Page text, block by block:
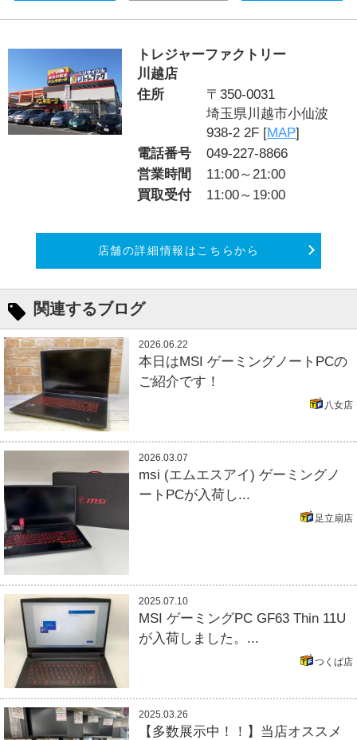
トレジャーファクトリー
川越店
住所
〒350-0031
埼玉県川越市小仙波
938-2 2F [MAP]
電話番号
049-227-8866
営業時間
11:00～21:00
買取受付
11:00～19:00
店舗の詳細情報はこちらから
関連するブログ
2026.06.22
本日はMSI ゲーミングノートPCの
ご紹介です！
八女店
2026.03.07
msi (エムエスアイ) ゲーミングノ
ートPCが入荷し...
足立扇店
2025.07.10
MSI ゲーミングPC GF63 Thin 11U
が入荷しました。...
つくば店
2025.03.26
【多数展示中！！】当店オススメ